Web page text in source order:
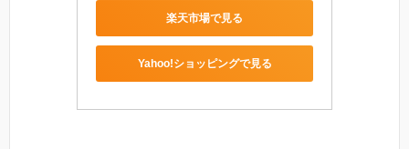
楽天市場で見る
Yahoo!ショッピングで見る